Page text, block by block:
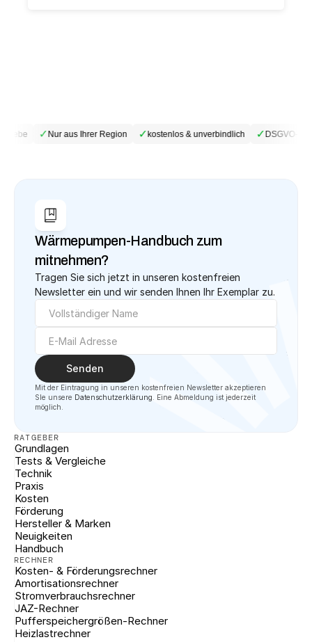
✓Nur aus Ihrer Region ✓kostenlos & unverbindlich ✓DSGVO-
Wärmepumpen-Handbuch zum
mitnehmen?
Tragen Sie sich jetzt in unseren kostenfreien
Newsletter ein und wir senden Ihnen Ihr Exemplar zu.
Senden
Mit der Eintragung in unseren kostenfreien Newsletter akzeptieren
SIe unsere Datenschutzerklärung . Eine Abmeldung ist jederzeit
möglich.
RATGEBER
Grundlagen
Tests & Vergleiche
Technik
Praxis
Kosten
Förderung
Hersteller & Marken
Neuigkeiten
Handbuch
RECHNER
Kosten- & Förderungsrechner
Amortisationsrechner
Stromverbrauchsrechner
JAZ-Rechner
Pufferspeichergrößen-Rechner
Heizlastrechner